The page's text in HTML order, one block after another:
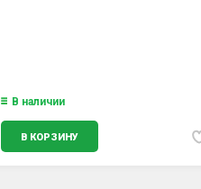
В наличии
В КОРЗИНУ